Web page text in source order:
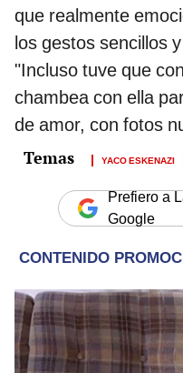
que realmente
los gestos sencillos
"Incluso tuve que
chambea con ella
de amor, con fotos
YACO ESKENAZI
Prefiero a
Google